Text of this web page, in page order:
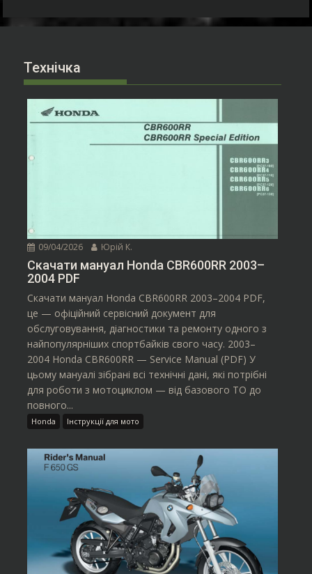
Технічка
09/04/2026 Юрій К.
Скачати мануал Honda CBR600RR 2003–
2004 PDF
Скачати мануал Honda CBR600RR 2003–2004 PDF,
це — офіційний сервісний документ для
обслуговування, діагностики та ремонту одного з
найпопулярніших спортбайків свого часу. 2003–
2004 Honda CBR600RR — Service Manual (PDF) У
цьому мануалі зібрані всі технічні дані, які потрібні
для роботи з мотоциклом — від базового ТО до
повного...
Honda Інструкції для мото